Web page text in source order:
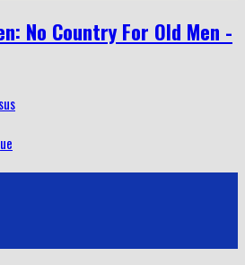
No Country For Old Men -